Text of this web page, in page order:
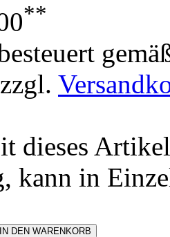
**
dieses
kann in
IN DEN WARENKORB